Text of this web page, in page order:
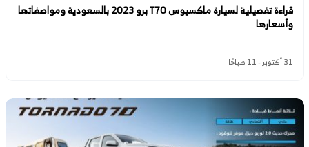
قراءة تفصيلية لسيارة ماكسيوس T70 برو 2023 بالسعودية ومواصفاتها
وأسعارها
31 أكتوبر - 11 صباحًا